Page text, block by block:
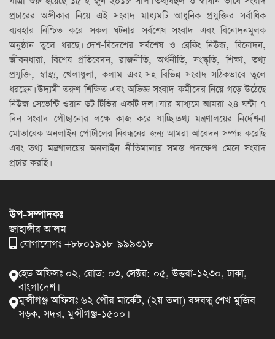
প্রচারের অঙ্গীকার নিয়ে এই সংবাদ মাধ্যমটি আধুনিক প্রযুক্তির সর্বাধিক
ব্যবহার নিশ্চিত করে সকল ঘটনার সর্বশেষ সংবাদ এবং বিনোদনমূলক
অনুষ্ঠান তুলে ধরছে। দেশ-বিদেশের সর্বশেষ ও ব্রেকিং নিউজ, বিনোদন,
জীবনধারা, বিশেষ প্রতিবেদন, রাজনীতি, অর্থনীতি, সংস্কৃতি, শিক্ষা, তথ্য
প্রযুক্তি, স্বাস্থ্য, খেলাধুলা, কলাম এবং সহ বিভিন্ন সংবাদ সঠিকভাবে তুলে
ধরছেন। উদ্যমী তরুণ শিক্ষিত এবং অভিজ্ঞ সংবাদ কর্মীদের নিয়ে গড়ে উঠেছে
নিউজ সেভেন্টি ওয়ান ডট টিভির একটি দল। যার মাধ্যমে আমরা ২৪ ঘন্টা ৭
দিন সংবাদ পৌছানোর লক্ষে কাজ করে যাচ্ছি।তথ্য মন্ত্রণালয়ের নির্দেশনা
মোতাবেক অনলাইন পোর্টালের নিবন্ধনের জন্য আমরা আবেদন সম্পন্ন করেছি
এবং তথ্য মন্ত্রণালয়ের অনলাইন নীতিমালার সমস্ত পদক্ষেপ মেনে সংবাদ
প্রচার করছি।
উপ-সম্পাদকঃ
জাহাঙ্গীর আলম
যোগাযোগঃ +৮৮০১৯১৮-৯৯৯৩১৮
হেড অফিসঃ ০২, রোড: ০৩, সেক্টর: ০৫, উত্তরা-১২৩০, ঢাকা,
বাংলাদেশ।
মুন্সীগঞ্জ অফিসঃ ৬২ পৌর মার্কেট, (২য় তলা) বঙ্গবন্ধু শেখ মুজিব
সড়ক, সদর, মুন্সীগঞ্জ-১৫০০।